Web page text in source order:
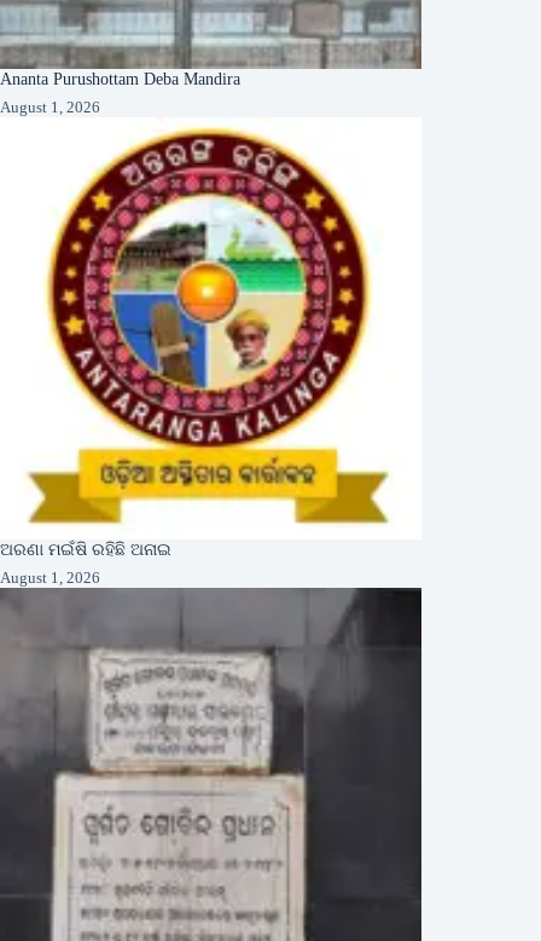
Ananta Purushottam Deba Mandira
August 1, 2026
ଅରଣା ମଇଁଷି ରହିଛି ଅନାଇ
August 1, 2026